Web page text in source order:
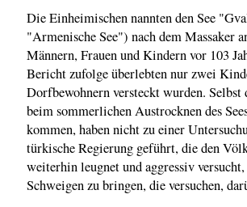
Die Einheimischen nannten den See
"Armenische See") nach dem Massaker
Männern, Frauen und Kindern vor 103
Bericht zufolge überlebten nur zwei
Dorfbewohnern versteckt wurden. Selbst
beim sommerlichen Austrocknen des
kommen, haben nicht zu einer
türkische Regierung geführt, die den
weiterhin leugnet und aggressiv
Schweigen zu bringen, die versuchen,